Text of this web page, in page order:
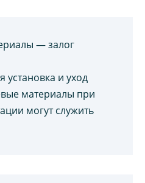
— залог
и уход
материалы при
могут служить